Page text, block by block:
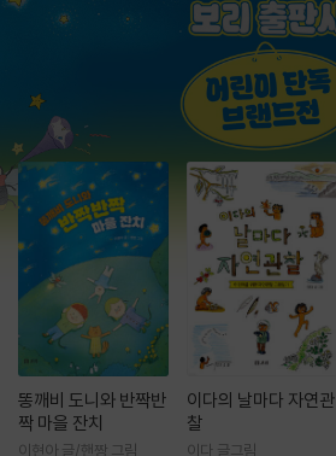
똥깨비 도니와 반짝반
짝 마을 잔치
이현아 글/핸짱 그림
이다의 날마다 자연관
찰
이다 글그림